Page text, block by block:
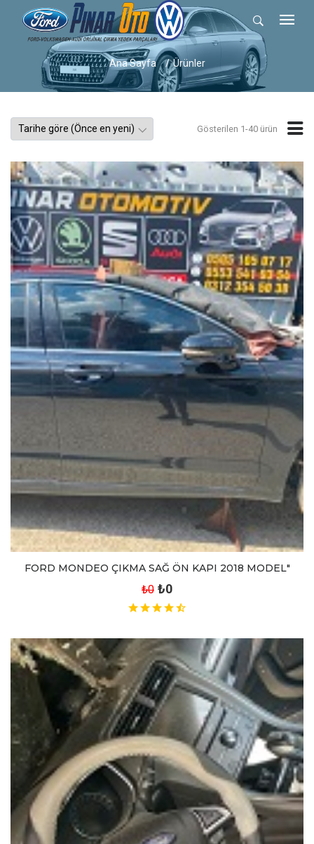
Ana Sayfa Ürünler
Gösterilen 1-40 ürün
FORD MONDEO ÇIKMA SAĞ ÖN KAPI 2018 MODEL"
₺0 ₺0